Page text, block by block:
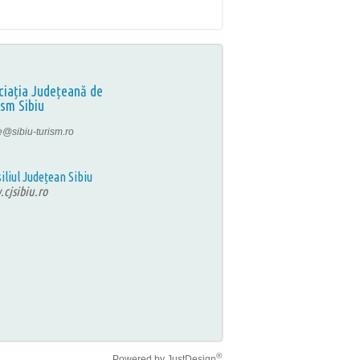
Județeană de
Sibiu
turism.ro
Județean Sibiu
®